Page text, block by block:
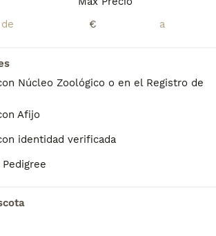
€
Núcleo Zoológico o en el Registro de
Afijo
identidad verificada
Guardar búsqueda
frecuentes
cuesta un cachorro
Habanero?
España es de
del criador y la